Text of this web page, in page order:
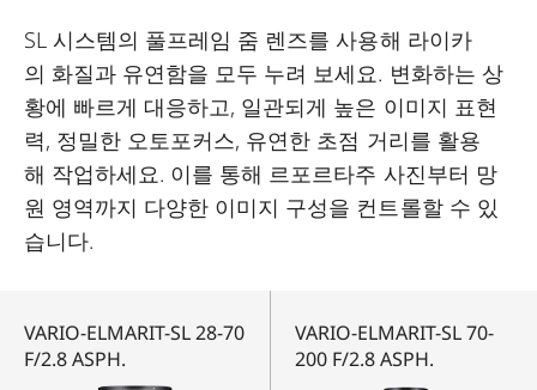
SL 시스템의 풀프레임 줌 렌즈를 사용해 라이카
의 화질과 유연함을 모두 누려 보세요. 변화하는 상
황에 빠르게 대응하고, 일관되게 높은 이미지 표현
력, 정밀한 오토포커스, 유연한 초점 거리를 활용
해 작업하세요. 이를 통해 르포르타주 사진부터 망
원 영역까지 다양한 이미지 구성을 컨트롤할 수 있
습니다.
VARIO-ELMARIT-SL 28-70
F/2.8 ASPH.
VARIO-ELMARIT-SL 70-
200 F/2.8 ASPH.